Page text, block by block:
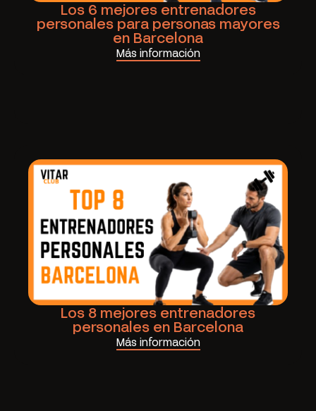
Los 6 mejores entrenadores
personales para personas mayores
en Barcelona
Más información
Los 8 mejores entrenadores
personales en Barcelona
Más información